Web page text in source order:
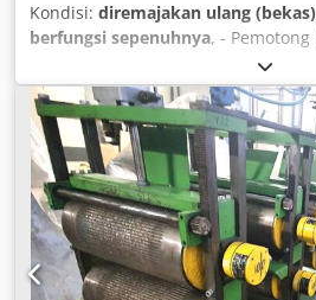
Kondisi: diremajakan ulang (bekas)
berfungsi sepenuhnya, -
Freymatic tipe AM400, AM500,
Anfjkr - Pemotong universal
chamfering; - Pemotong universal
kawat Freymatic dengan
mekanisme pengangkat lath,
lemari kontrol, untuk panjang lath
multi-kawat Keller tipe 4155
chamfering, panjang slug 1550
kawat Lingl tipe A-HOK, panjang
multi-kawat Cleia, 5 bulan